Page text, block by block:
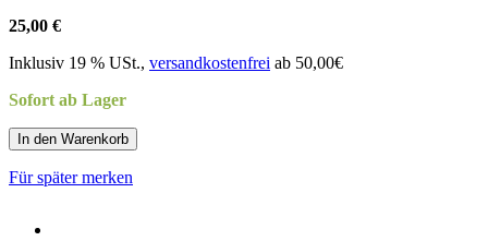
25,00 €
Inklusiv 19 % USt., versandkostenfrei ab 50,00€
Sofort ab Lager
In den Warenkorb
Für später merken